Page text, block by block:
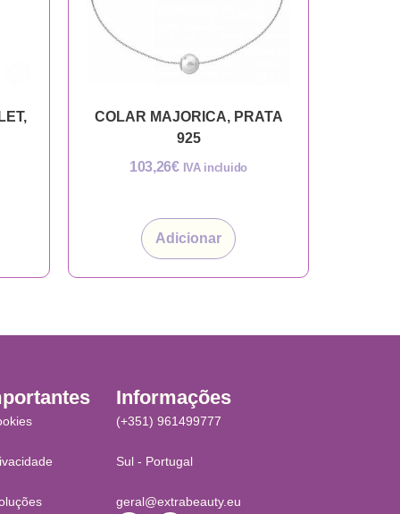
COLAR MAJORICA, PRATA
925
103,26€ IVA incluido
Adicionar
Informações
(+351) 961499777
Sul - Portugal
geral@extrabeauty.eu